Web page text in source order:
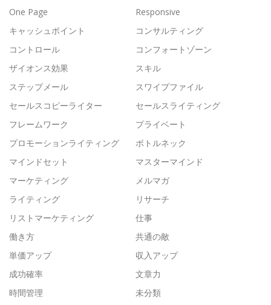
One Page
Responsive
キャッシュポイント
コンサルティング
コントロール
コンフォートゾーン
ザイオンス効果
スキル
ステップメール
スワイプファイル
セールスコピーライター
セールスライティング
フレームワーク
プライベート
プロモーションライティング
ボトルネック
マインドセット
マスターマインド
マーケティング
メルマガ
ライティング
リサーチ
リストマーケティング
仕事
働き方
共通の敵
単価アップ
収入アップ
成功確率
文章力
時間管理
未分類